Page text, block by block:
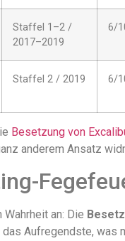
Staffel 1–2 /
2017–2019
6/
Staffel 2 / 2019 6/
Besetzung von
anderem Ansatz
Wahrheit an: Die
Aufregendste, was